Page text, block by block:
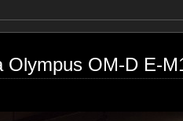
Olympus OM-D E-